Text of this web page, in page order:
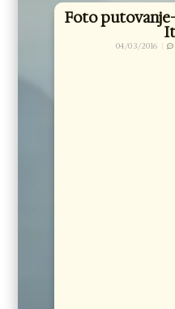
Foto
04/03/2016